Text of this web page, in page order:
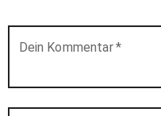
Dein Kommentar*